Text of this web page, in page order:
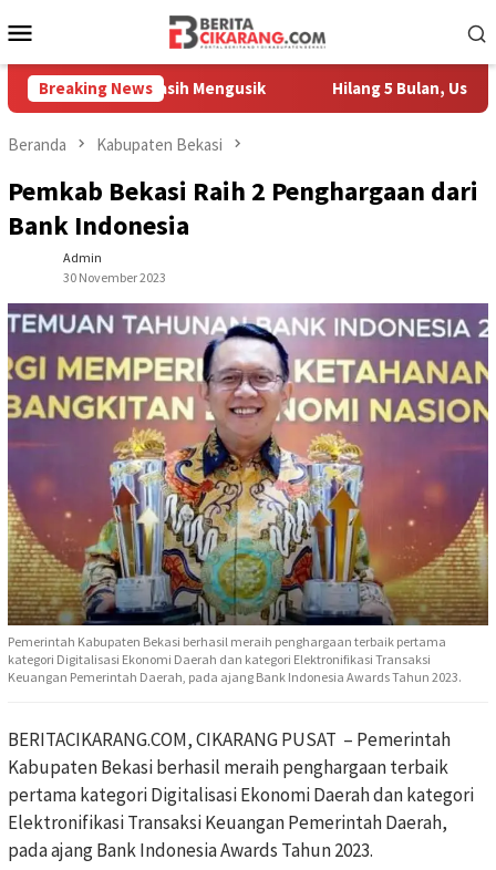
ke
Mobile
Breaking News
Masih Mengusik Hilang 5 Bulan, Ustadz Ujang
Beranda Kabupaten Bekasi
Pemkab Bekasi Raih 2 Penghargaan dari
Bank Indonesia
Admin
30 November 2023
Pemerintah Kabupaten Bekasi berhasil meraih penghargaan terbaik pertama
kategori Digitalisasi Ekonomi Daerah dan kategori Elektronifikasi Transaksi
Keuangan Pemerintah Daerah, pada ajang Bank Indonesia Awards Tahun 2023.
BERITACIKARANG.COM, CIKARANG PUSAT – Pemerintah
Kabupaten Bekasi berhasil meraih penghargaan terbaik
pertama kategori Digitalisasi Ekonomi Daerah dan kategori
Elektronifikasi Transaksi Keuangan Pemerintah Daerah,
pada ajang Bank Indonesia Awards Tahun 2023.